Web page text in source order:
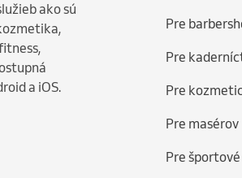
ako sú
a iOS.
Pre
Pre
Pre
Pre masérov
Pre